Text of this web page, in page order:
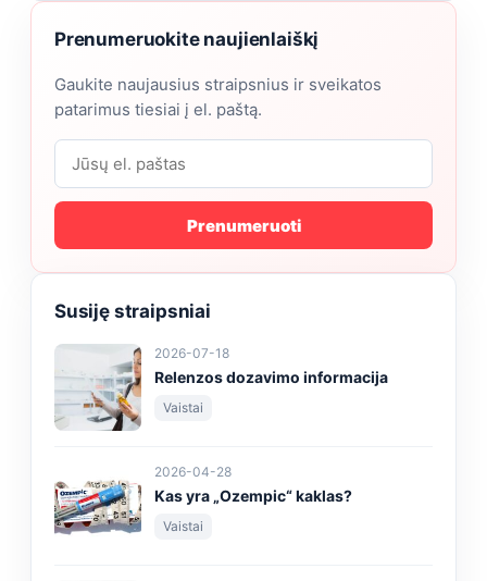
Prenumeruokite naujienlaiškį
Gaukite naujausius straipsnius ir sveikatos
patarimus tiesiai į el. paštą.
Prenumeruoti
Susiję straipsniai
2026-07-18
Relenzos dozavimo informacija
Vaistai
2026-04-28
Kas yra „Ozempic“ kaklas?
Vaistai